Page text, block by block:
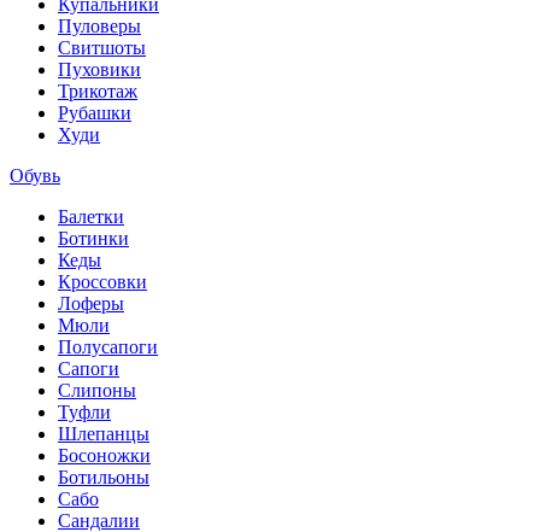
Купальники
Пуловеры
Свитшоты
Пуховики
Трикотаж
Рубашки
Худи
Обувь
Балетки
Ботинки
Кеды
Кроссовки
Лоферы
Мюли
Полусапоги
Сапоги
Слипоны
Туфли
Шлепанцы
Босоножки
Ботильоны
Сабо
Сандалии